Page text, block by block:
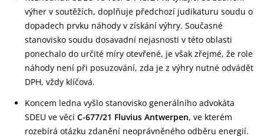
výher v soutěžích, doplňuje předchozí judikaturu soudu o
dopadech prvku náhody v získání výhry. Současné
stanovisko soudu dosavadní nejasnosti v této oblasti
ponechalo do určité míry otevřené, je však zřejmé, že role
náhody není při posuzování, zda je z výhry nutné odvádět
DPH, vždy klíčová.
Koncem ledna vyšlo stanovisko generálního advokáta
SDEU ve věci C-677/21 Fluvius Antwerpen, ve kterém
rozebírá otázku zdanění neoprávněného odběru energií.